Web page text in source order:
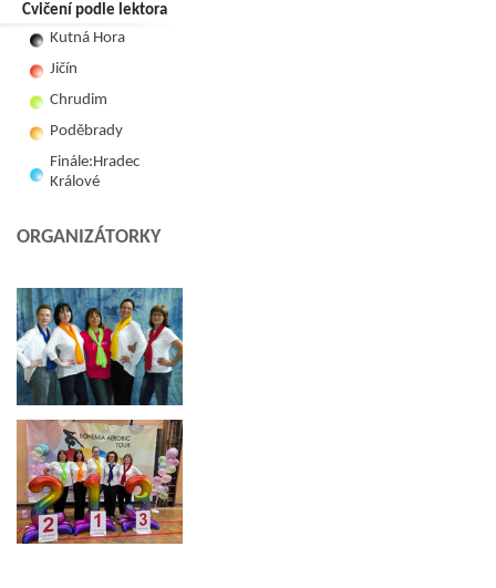
Cvičení podle lektora
Kutná Hora
Jičín
Chrudim
Poděbrady
Finále:Hradec
Králové
ORGANIZÁTORKY